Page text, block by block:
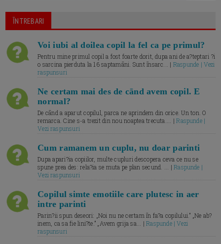
ĪNTREBARI
Voi iubi al doilea copil la fel ca pe primul?
Pentru mine primul copil a fost foarte dorit, dupa ani de a?teptari ?i
o sarcina pierduta la 16 saptamāni. Sunt īnsarc... | Raspunde | Vezi
raspunsuri
Ne certam mai des de cānd avem copil. E
normal?
De cānd a aparut copilul, parca ne aprindem din orice. Un ton. O
remarca. Cine s-a trezit din nou noaptea trecuta.... |Raspunde |
Vezi raspunsuri
Cum ramanem un cuplu, nu doar parinti
Dupa apari?ia copiilor, multe cupluri descopera ceva ce nu se
spune prea des: rela?ia se muta pe plan secund. ... |Raspunde |
Vezi raspunsuri
Copilul simte emotiile care plutesc in aer
intre parinti
Parin?ii spun deseori: „Noi nu ne certam īn fa?a copilului.” „Ne ab?
inem, ca sa fie lini?te.” „Avem grija sa... |Raspunde | Vezi
raspunsuri